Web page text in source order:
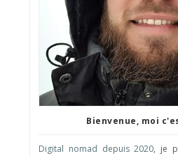
Bienvenue, moi
Digital nomad depuis 2020, je